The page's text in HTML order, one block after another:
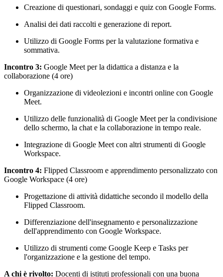
Creazione di questionari, sondaggi e quiz con Google Forms.
Analisi dei dati raccolti e generazione di report.
Utilizzo di Google Forms per la valutazione formativa e
sommativa.
Incontro 3: Google Meet per la didattica a distanza e la
collaborazione (4 ore)
Organizzazione di videolezioni e incontri online con Google
Meet.
Utilizzo delle funzionalità di Google Meet per la condivisione
dello schermo, la chat e la collaborazione in tempo reale.
Integrazione di Google Meet con altri strumenti di Google
Workspace.
Incontro 4: Flipped Classroom e apprendimento personalizzato con
Google Workspace (4 ore)
Progettazione di attività didattiche secondo il modello della
Flipped Classroom.
Differenziazione dell'insegnamento e personalizzazione
dell'apprendimento con Google Workspace.
Utilizzo di strumenti come Google Keep e Tasks per
l'organizzazione e la gestione del tempo.
A chi è rivolto: Docenti di istituti professionali con una buona